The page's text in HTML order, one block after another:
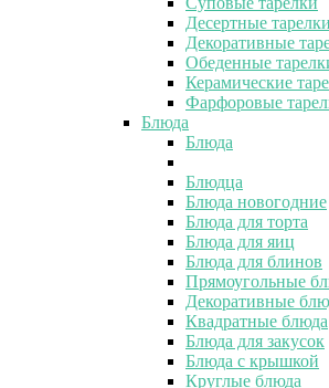
Десертные тарелки
Декоративные
Обеденные
Керамические
Фарфоровые
Блюда
Блюда
Блюдца
Блюда новогодние
Блюда для торта
Блюда для яиц
Блюда для блинов
Прямоугольные
Декоративные
Квадратные блюда
Блюда для закусок
Блюда с крышкой
Круглые блюда